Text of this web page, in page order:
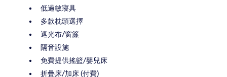
低過敏寢具
多款枕頭選擇
遮光布/窗簾
隔音設施
免費提供搖籃/嬰兒床
折疊床/加床 (付費)